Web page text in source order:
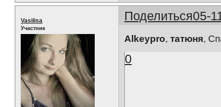
Поделиться05-
Vasilisa
Участник
Alkeypro,татюня,
0